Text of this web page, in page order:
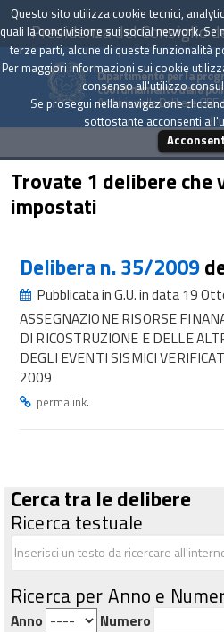
Presidenza del Consiglio
Dipartimento per la
coordinamento della
Archivio delle Delibere CIPE
Trovate 1 delibere
impostati
Delibera n. 35/2009
Pubblicata in G.U. in data 19
ASSEGNAZIONE RISORSE
DI RICOSTRUZIONE E DELLE
DEGLI EVENTI SISMICI
2009
permalink.
Cerca tra le delibere
Ricerca testuale
Ricerca per Anno e
Anno Numero
Questo sito utilizza cookie tecnici,
quali la condivisione sui social network.
terze parti, alcune di queste funzionalità
Per maggiori informazioni sui cookie
consenso all'utilizzo
Se prosegui nella navigazione
sottostante acconsenti